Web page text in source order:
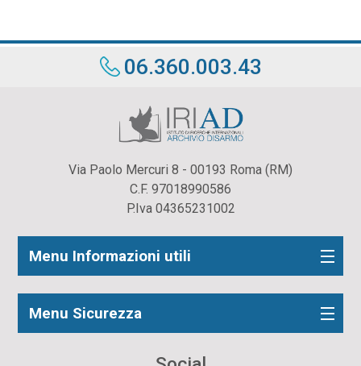
06.360.003.43
Via Paolo Mercuri 8 - 00193 Roma (RM)
C.F. 97018990586
P.Iva 04365231002
Menu Informazioni utili
Menu Sicurezza